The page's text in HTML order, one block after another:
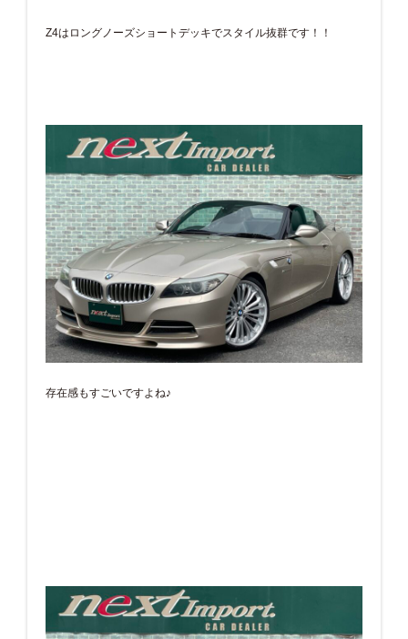
Z4はロングノーズショートデッキでスタイル抜群です！！
存在感もすごいですよね♪